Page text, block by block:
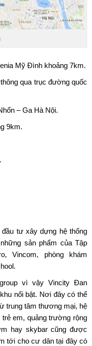
Mỹ Đình khoảng 7km.
qua trục đường quốc
– Ga Hà Nội.
9km.
tư xây dựng hệ thống
sản phẩm của Tập
Vincom, phòng khám
vì vậy Vincity Đan
nổi bật. Nơi đây có thể
trung tâm thương mại, hệ
em, quảng trường rộng
hay skybar cũng được
tới cho cư dân tại đây có